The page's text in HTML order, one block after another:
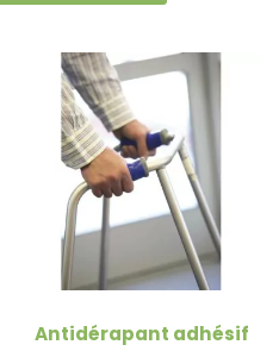
Antidérapant adhésif